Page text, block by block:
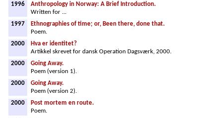
1996
Anthropology in Norway: A Brief Introduction.
Written for ...
1997
Ethnographies of time; or, Been there, done that.
Poem.
2000
Hva er identitet?
Artikkel skrevet for dansk Operation Dagsværk, 2000.
2000
Going Away.
Poem (version 1).
2000
Going Away.
Poem (version 2).
2000
Post mortem en route.
Poem.